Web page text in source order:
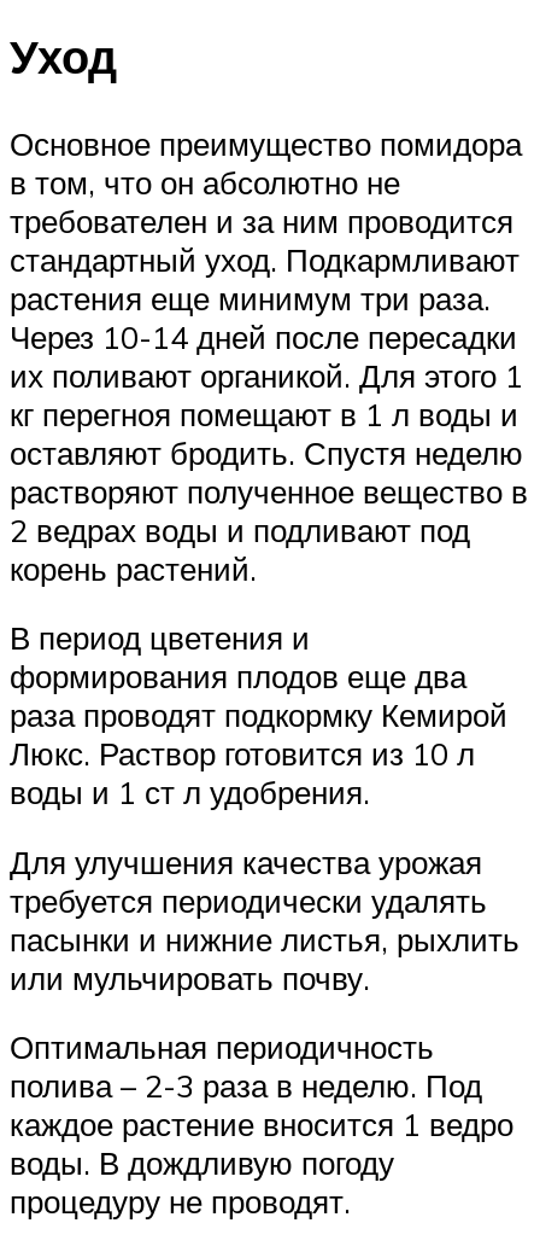
Уход
Основное преимущество помидора
в том, что он абсолютно не
требователен и за ним проводится
стандартный уход. Подкармливают
растения еще минимум три раза.
Через 10-14 дней после пересадки
их поливают органикой. Для этого 1
кг перегноя помещают в 1 л воды и
оставляют бродить. Спустя неделю
растворяют полученное вещество в
2 ведрах воды и подливают под
корень растений.
В период цветения и
формирования плодов еще два
раза проводят подкормку Кемирой
Люкс. Раствор готовится из 10 л
воды и 1 ст л удобрения.
Для улучшения качества урожая
требуется периодически удалять
пасынки и нижние листья, рыхлить
или мульчировать почву.
Оптимальная периодичность
полива – 2-3 раза в неделю. Под
каждое растение вносится 1 ведро
воды. В дождливую погоду
процедуру не проводят.